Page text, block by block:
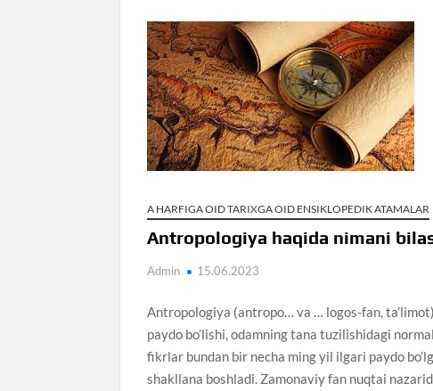
A HARFIGA OID TARIXGA OID ENSIKLOPEDIK ATAMALAR
Antropologiya haqida nimani
Admin 15.06.2023
Antropologiya (antropo… va … logos-fan,
paydo bo’lishi, odamning tana tuzilishidagi
fikrlar bundan bir necha ming yil ilgari paydo
shakllana boshladi. Zamonaviy fan nuqtai